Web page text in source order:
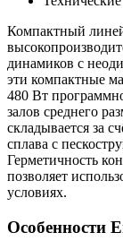
Компактный
динамиков с
эти компактные
480 Вт
залов среднего
складывается за
сплава с
Герметичность
позволяет
условиях.
Особенности